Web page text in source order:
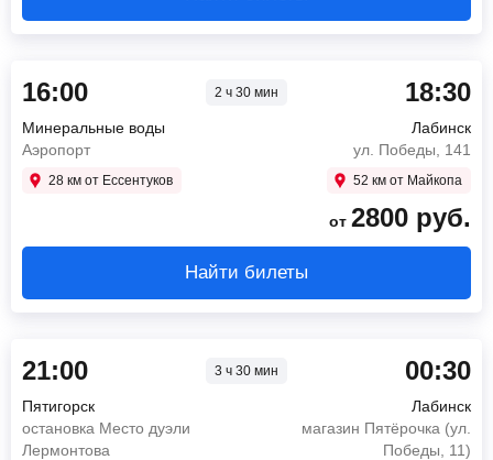
16:00 2 ч 30 мин
Минеральные воды
Аэропорт
28 км от Ессентуков
18:30
Лабинск
ул. Победы, 141
52 км от Майкопа
от 2800 руб.
Найти билеты
21:00 3 ч 30 мин
Пятигорск
остановка Место дуэли
Лермонтова
00:30
Лабинск
магазин Пятёрочка (ул.
Победы, 11)